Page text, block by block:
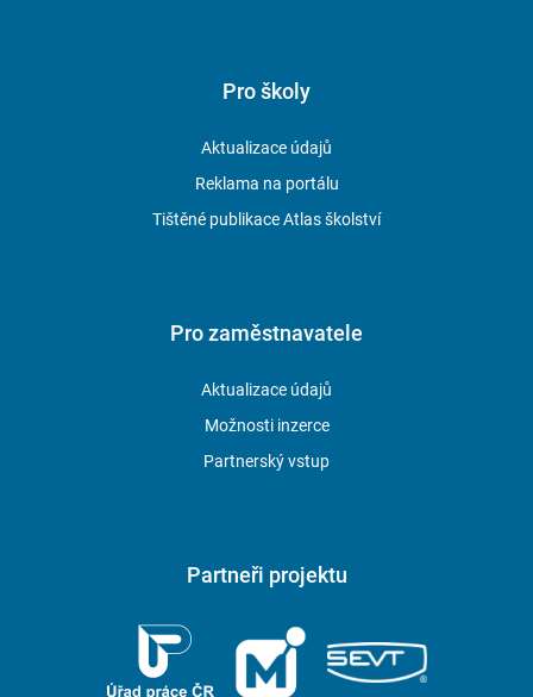
Pro školy
Aktualizace údajů
Reklama na portálu
Tištěné publikace Atlas školství
Pro zaměstnavatele
Aktualizace údajů
Možnosti inzerce
Partnerský vstup
Partneři projektu